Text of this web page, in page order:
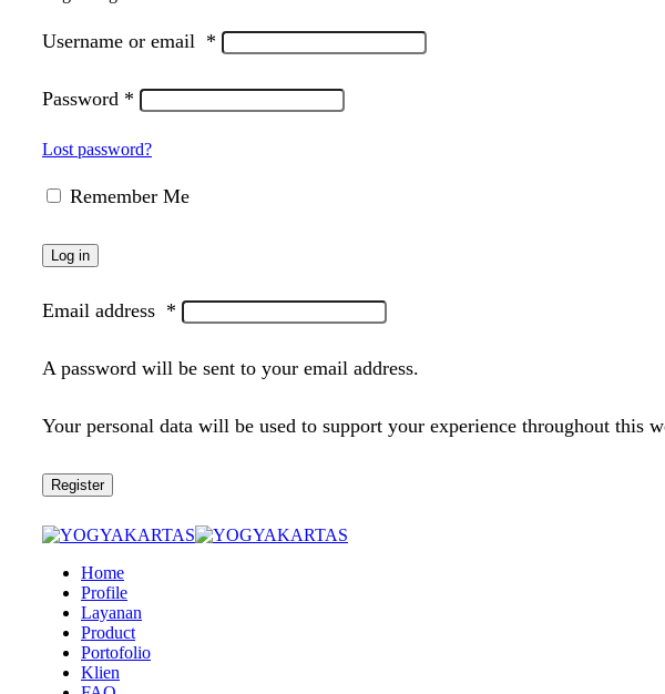
Username or email *
Password *
Lost password?
Remember Me
Log in
Email address *
A password will be sent to your email address.
Your personal data will be used to support your experience throughout this
Register
Home
Profile
Layanan
Product
Portofolio
Klien